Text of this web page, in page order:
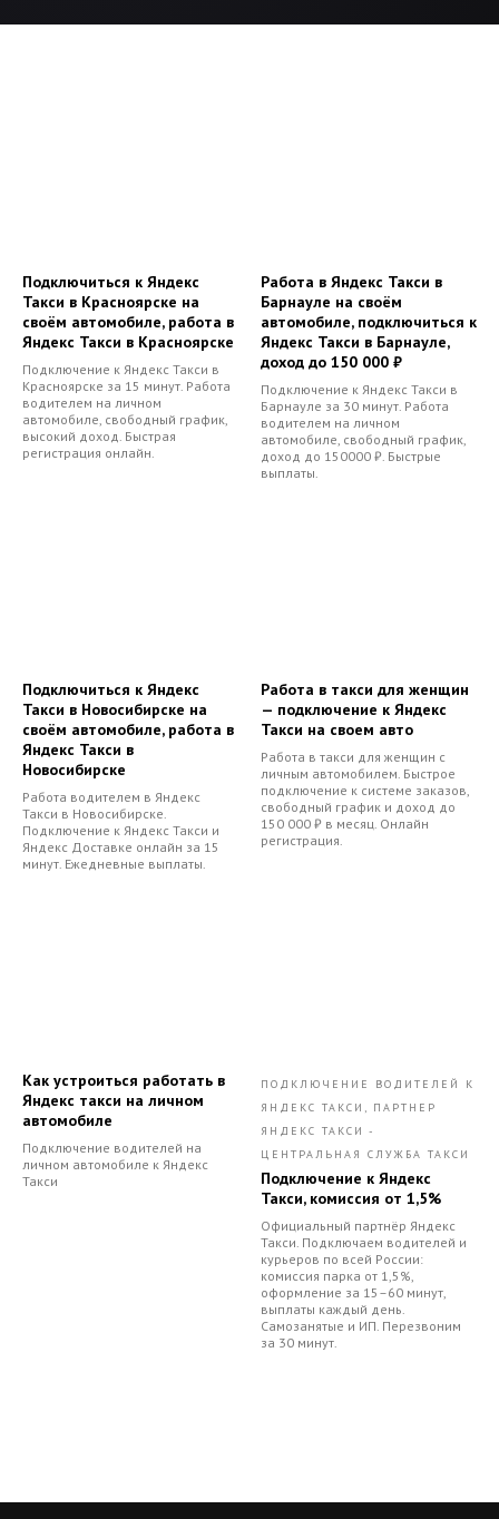
Подключиться к Яндекс
Такси в Красноярске на
своём автомобиле, работа в
Яндекс Такси в Красноярске
Подключение к Яндекс Такси в
Красноярске за 15 минут. Работа
водителем на личном
автомобиле, свободный график,
высокий доход. Быстрая
регистрация онлайн.
Работа в Яндекс Такси в
Барнауле на своём
автомобиле, подключиться к
Яндекс Такси в Барнауле,
доход до 150 000 ₽
Подключение к Яндекс Такси в
Барнауле за 30 минут. Работа
водителем на личном
автомобиле, свободный график,
доход до 150000 ₽. Быстрые
выплаты.
Подключиться к Яндекс
Такси в Новосибирске на
своём автомобиле, работа в
Яндекс Такси в
Новосибирске
Работа водителем в Яндекс
Такси в Новосибирске.
Подключение к Яндекс Такси и
Яндекс Доставке онлайн за 15
минут. Ежедневные выплаты.
Работа в такси для женщин
— подключение к Яндекс
Такси на своем авто
Работа в такси для женщин с
личным автомобилем. Быстрое
подключение к системе заказов,
свободный график и доход до
150 000 ₽ в месяц. Онлайн
регистрация.
Как устроиться работать в
Яндекс такси на личном
автомобиле
Подключение водителей на
личном автомобиле к Яндекс
Такси
ПОДКЛЮЧЕНИЕ ВОДИТЕЛЕЙ К
ЯНДЕКС ТАКСИ, ПАРТНЕР
ЯНДЕКС ТАКСИ -
ЦЕНТРАЛЬНАЯ СЛУЖБА ТАКСИ
Подключение к Яндекс
Такси, комиссия от 1,5%
Официальный партнёр Яндекс
Такси. Подключаем водителей и
курьеров по всей России:
комиссия парка от 1,5%,
оформление за 15–60 минут,
выплаты каждый день.
Самозанятые и ИП. Перезвоним
за 30 минут.